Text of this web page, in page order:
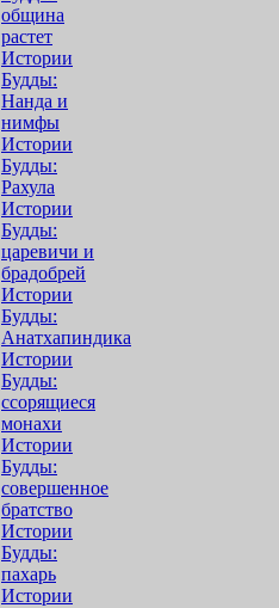
община
растет
Истории
Будды:
Нанда и
нимфы
Истории
Будды:
Рахула
Истории
Будды:
царевичи и
брадобрей
Истории
Будды:
Анатхапиндика
Истории
Будды:
ссорящиеся
монахи
Истории
Будды:
совершенное
братство
Истории
Будды:
пахарь
Истории